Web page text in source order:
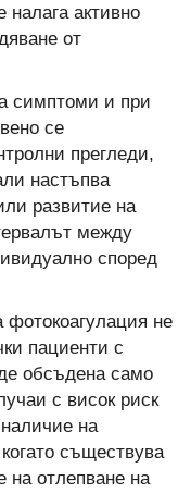
налага активно
от
симптоми и при
се
прегледи,
настъпва
развитие на
между
според
фотокоагулация не
пациенти с
обсъдена само
с висок риск
на
съществува
на отлепване на